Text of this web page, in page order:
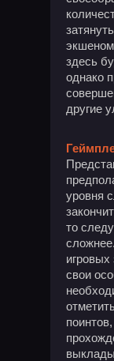
здесь
однако
другие
уровня
то
свои